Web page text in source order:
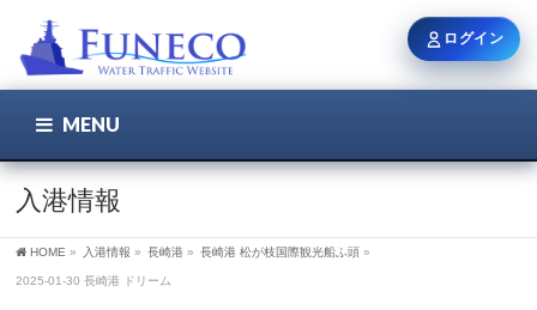
MENU
入港情報
HOME » 入港情報 » 長崎港 » 長崎港 松が枝国際観光船ふ頭 »
2025-01-30 長崎港 ドリーム
ログイン
ユーザー名 / メール